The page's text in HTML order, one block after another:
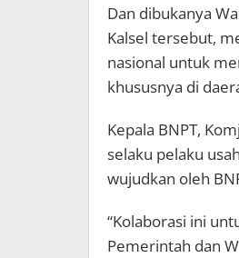
Dan dibukanya
Kalsel tersebut,
nasional untuk
khususnya di
Kepala BNPT,
selaku pelaku
wujudkan oleh
“Kolaborasi ini
Pemerintah dan